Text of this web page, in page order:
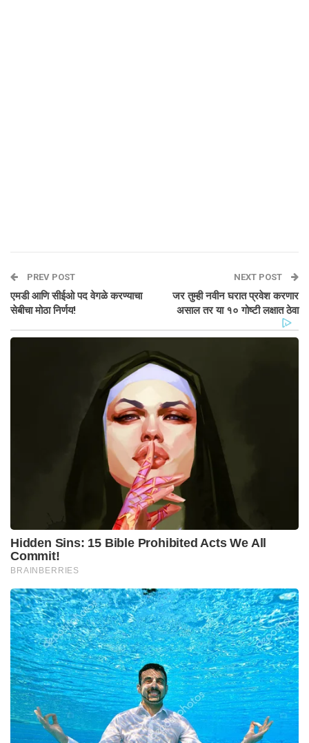
PREV POST
एमडी आणि सीईओ पद वेगळे करण्याचा
सेबीचा मोठा निर्णय!
NEXT POST
जर तुम्ही नवीन घरात प्रवेश करणार
असाल तर या १० गोष्टी लक्षात ठेवा